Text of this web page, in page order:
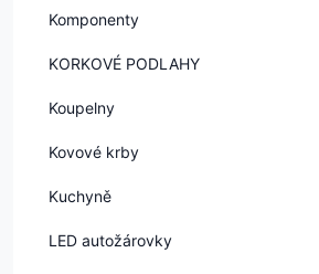
Komponenty
KORKOVÉ PODLAHY
Koupelny
Kovové krby
Kuchyně
LED autožárovky